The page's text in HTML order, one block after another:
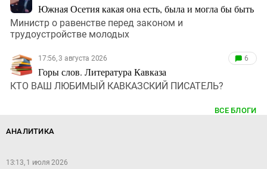
Южная Осетия какая она есть, была и могла бы быть
Министр о равенстве перед законом и
трудоустройстве молодых
17:56, 3 августа 2026
Горы слов. Литература Кавказа
6
КТО ВАШ ЛЮБИМЫЙ КАВКАЗСКИЙ ПИСАТЕЛЬ?
ВСЕ БЛОГИ
АНАЛИТИКА
13:13, 1 июля 2026